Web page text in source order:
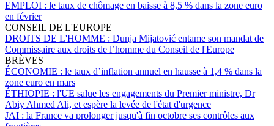
EMPLOI : le taux de chômage en baisse à 8,5 % dans la zone euro
en février
CONSEIL DE L'EUROPE
DROITS DE L'HOMME : Dunja Mijatović entame son mandat de
Commissaire aux droits de l’homme du Conseil de l'Europe
BRÈVES
ÉCONOMIE : le taux d’inflation annuel en hausse à 1,4 % dans la
zone euro en mars
ÉTHIOPIE : l'UE salue les engagements du Premier ministre, Dr
Abiy Ahmed Ali, et espère la levée de l'état d'urgence
JAI : la France va prolonger jusqu'à fin octobre ses contrôles aux